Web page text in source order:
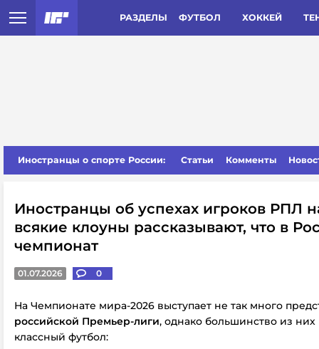
РАЗДЕЛЫ ФУТБОЛ ХОККЕЙ
Иностранцы о спорте России: Статьи Комменты
Иностранцы об успехах игроков РПЛ
всякие клоуны рассказывают, что в
чемпионат
01.07.2026 0
На Чемпионате мира-2026 выступает не так много
российской Премьер-лиги, однако большинство из них
классный футбол: